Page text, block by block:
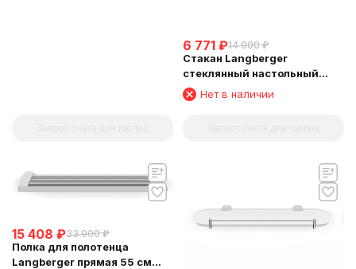
6 771 ₽14 900 ₽
Стакан Langberger
стеклянный настольный
круглый матовый 23013A
Нет в наличии
15 408 ₽33 900 ₽
Полка для полотенца
Langberger прямая 55 см